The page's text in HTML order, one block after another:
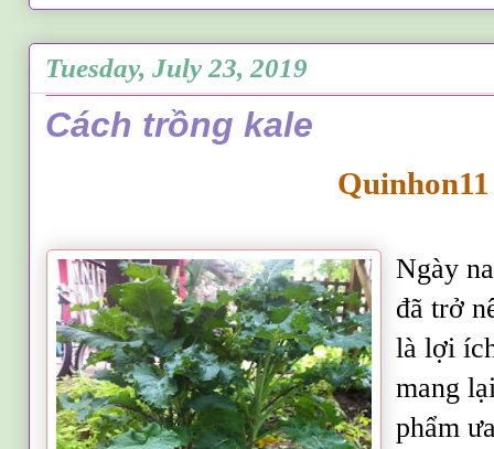
Tuesday, July 23, 2019
Cách trồng kale
Quinhon11
Ngày
đã trở
là lợi
mang
phẩm